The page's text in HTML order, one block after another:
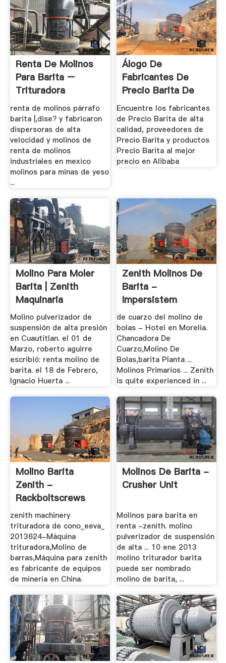
Renta De Molinos
Para Barita –
Trituradora
renta de molinos párrafo
barita |,dise? y fabricaron
dispersoras de alta
velocidad y molinos de
renta de molinos
industriales en mexico
molinos para minas de yeso
...
Álogo De
Fabricantes De
Precio Barita De
Alta .
Encuentre los fabricantes
de Precio Barita de alta
calidad, proveedores de
Precio Barita y productos
Precio Barita al mejor
precio en Alibaba
Molino Para Moler
Barita | Zenith
Maquinaria
Molino pulverizador de
suspensión de alta presión
en Cuautitlan. el 01 de
Marzo, roberto aguirre
escribió: renta molino de
barita. el 18 de Febrero,
Ignacio Huerta ...
Zenith Molinos De
Barita -
Impersistem
de cuarzo del molino de
bolas - Hotel en Morelia.
Chancadora De
Cuarzo,Molino De
Bolas,barita Planta ...
Molinos Primarios ... Zenith
is quite experienced in ...
Molino Barita
Zenith -
Rackboltscrews
zenith machinery
trituradora de cono_eeva_
2013624-Máquina
trituradora,Molino de
barras,Máquina para zenith
es fabricante de equipos
de minería en China.
Molinos De Barita -
Crusher Unit
Molinos para barita en
renta -zenith. molino
pulverizador de suspensión
de alta ... 10 ene 2013
molino triturador barita
puede ser nombrado
molino de barita, ...